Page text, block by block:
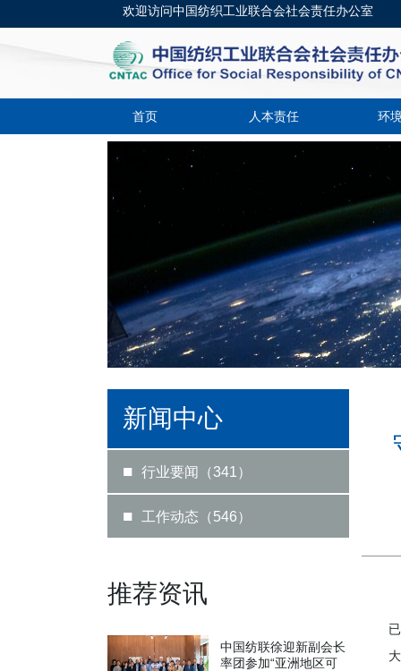
欢迎访问中国纺织工业联合会社会责任办公室
首页 人本责任 环
新闻中心
■ 行业要闻（341）
■ 工作动态（546）
推荐资讯
中国纺联徐迎新副会长
率团参加“亚洲地区可